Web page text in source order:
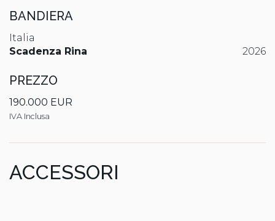
BANDIERA
Italia
Scadenza Rina
2026
PREZZO
190.000 EUR
IVA Inclusa
ACCESSORI